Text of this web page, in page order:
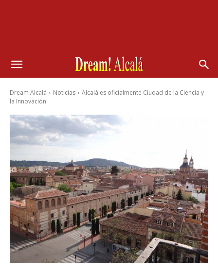
Dream Alcalá Noticias
Alcalá es oficialmente Ciudad de la Ciencia y
la Innovación